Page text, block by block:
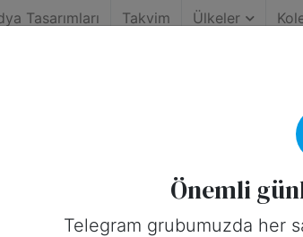
Tasarımları Takvim Ülkeler
Tarihinin
Avustralya için
Önemli
Telegram grubumuzda her